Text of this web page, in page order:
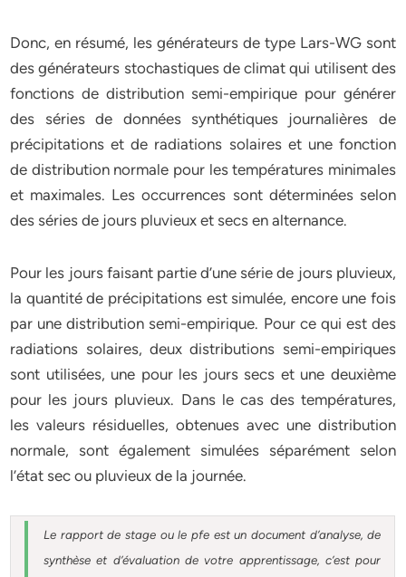
Donc, en résumé, les générateurs de type Lars-WG sont
des générateurs stochastiques de climat qui utilisent des
fonctions de distribution semi-empirique pour générer
des séries de données synthétiques journalières de
précipitations et de radiations solaires et une fonction
de distribution normale pour les températures minimales
et maximales. Les occurrences sont déterminées selon
des séries de jours pluvieux et secs en alternance.
Pour les jours faisant partie d’une série de jours pluvieux,
la quantité de précipitations est simulée, encore une fois
par une distribution semi-empirique. Pour ce qui est des
radiations solaires, deux distributions semi-empiriques
sont utilisées, une pour les jours secs et une deuxième
pour les jours pluvieux. Dans le cas des températures,
les valeurs résiduelles, obtenues avec une distribution
normale, sont également simulées séparément selon
l’état sec ou pluvieux de la journée.
Le rapport de stage ou le pfe est un document d’analyse, de
synthèse et d’évaluation de votre apprentissage, c’est pour